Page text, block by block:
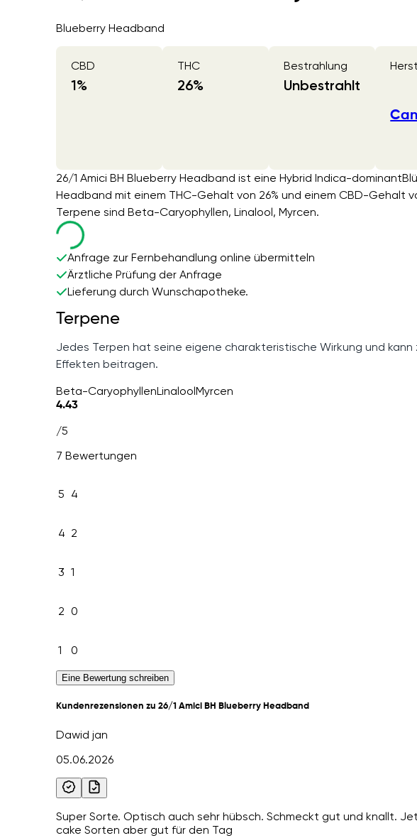
Blueberry Headband
CBD
1%
THC
26%
Bestrahlung
Unbestrahlt
26/1 Amici BH Blueberry Headband ist eine Hybrid Indica-
Headband mit einem THC-Gehalt von 26% und einem CBD-Gehalt
Terpene sind Beta-Caryophyllen, Linalool, Myrcen.
Anfrage zur Fernbehandlung online übermitteln
Ärztliche Prüfung der Anfrage
Lieferung durch Wunschapotheke.
Terpene
Jedes Terpen hat seine eigene charakteristische Wirkung und kann
Effekten beitragen.
Beta-CaryophyllenLinaloolMyrcen
4.43
/5
7 Bewertungen
5 4
4 2
3 1
2 0
1 0
Eine Bewertung schreiben
Kundenrezensionen zu 26/1 Amici BH Blueberry Headband
Dawid jan
05.06.2026
Super Sorte. Optisch auch sehr hübsch. Schmeckt gut und knallt.
cake Sorten aber gut für den Tag